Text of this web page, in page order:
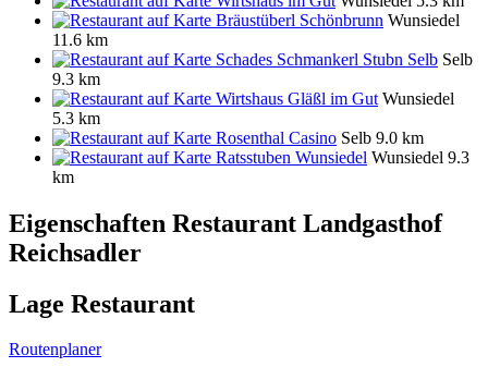
Bräustüberl Schönbrunn Wunsiedel
11.6 km
Schades Schmankerl Stubn Selb Selb
9.3 km
Wirtshaus Gläßl im Gut Wunsiedel
5.3 km
Rosenthal Casino Selb 9.0 km
Ratsstuben Wunsiedel Wunsiedel 9.3
km
Eigenschaften Restaurant Landgasthof
Reichsadler
Lage Restaurant
Routenplaner